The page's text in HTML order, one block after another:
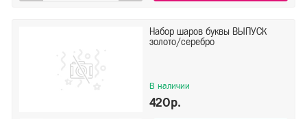
Набор шаров буквы ВЫПУСК
золото/серебро
В наличии
420р.